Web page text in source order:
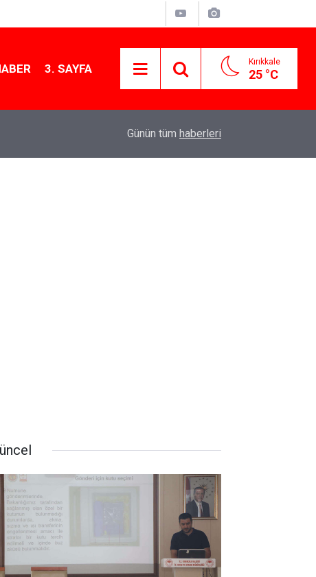
3. SAYFA Kırıkkale
25 °C
MKE’nin Yerli Savunma Teknolojileri Dünya
Günün tüm haberleri